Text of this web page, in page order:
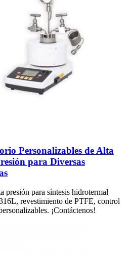
Personalizables de Alta
para Diversas
presión para síntesis hidrotermal
revestimiento de PTFE, control
¡Contáctenos!